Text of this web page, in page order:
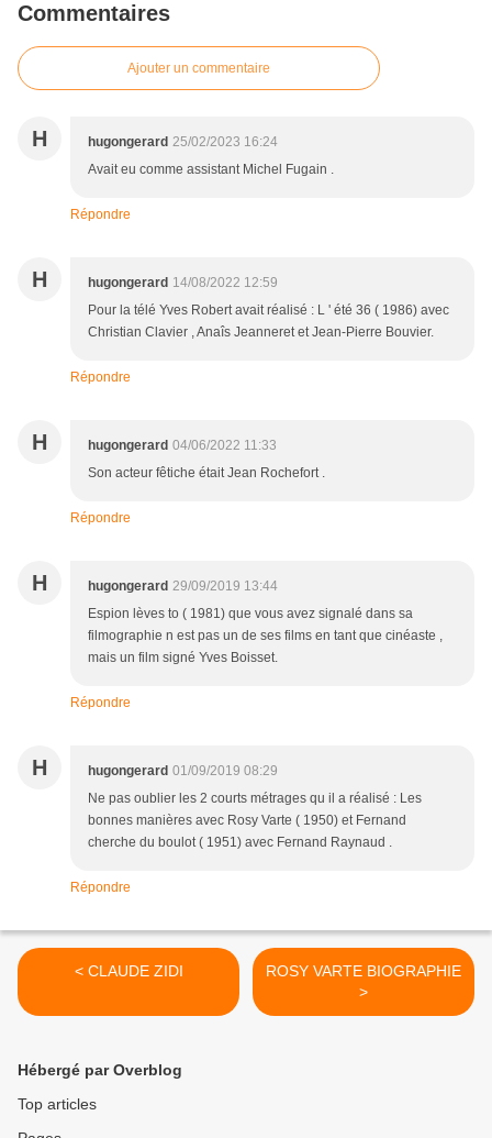
Commentaires
Ajouter un commentaire
H hugongerard 25/02/2023 16:24
Avait eu comme assistant Michel Fugain .
Répondre
H hugongerard 14/08/2022 12:59
Pour la télé Yves Robert avait réalisé : L ' été 36 ( 1986) avec
Christian Clavier , Anaîs Jeanneret et Jean-Pierre Bouvier.
Répondre
H hugongerard 04/06/2022 11:33
Son acteur fêtiche était Jean Rochefort .
Répondre
H hugongerard 29/09/2019 13:44
Espion lèves to ( 1981) que vous avez signalé dans sa
filmographie n est pas un de ses films en tant que cinéaste ,
mais un film signé Yves Boisset.
Répondre
H hugongerard 01/09/2019 08:29
Ne pas oublier les 2 courts métrages qu il a réalisé : Les
bonnes manières avec Rosy Varte ( 1950) et Fernand
cherche du boulot ( 1951) avec Fernand Raynaud .
Répondre
< CLAUDE ZIDI
ROSY VARTE BIOGRAPHIE
>
Hébergé par Overblog
Top articles